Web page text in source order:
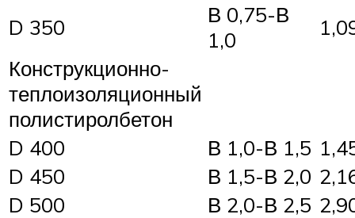
D 350
В 0,75-В
1,0
Конструкционно-
теплоизоляционный
полистиролбетон
D 400
В 1,0-В 1,5
D 450
В 1,5-В 2,0
D 500
В 2,0-В 2,5